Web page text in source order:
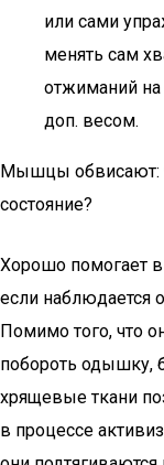
или сами
менять сам
отжиманий на
доп. весом.
Мышцы обвисают:
состояние?
Хорошо помогает
если наблюдается
Помимо того, что
побороть одышку,
хрящевые ткани
в процессе